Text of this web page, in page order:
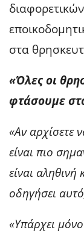
στα
«Όλες οι
φτάσουμε
«Αν αρχίσετε
είναι πιο
είναι
οδηγήσει
«Υπάρχει